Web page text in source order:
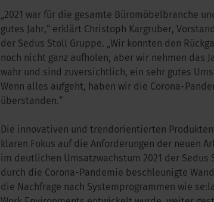
„2021 war für die gesamte Büromöbelbranche
gutes Jahr,“ erklärt Christoph Kargruber,
der Sedus Stoll Gruppe. „Wir konnten den
noch nicht ganz aufholen, aber wir nehmen das
wahr und sind zuversichtlich, ein sehr gutes
Wenn alles aufgeht, haben wir die Corona-
überstanden.“
Die innovativen und trendorientierten
klaren Fokus auf die Anforderungen der neuen
im deutlichen Umsatzwachstum 2021 der Sedus
durch die Corona-Pandemie beschleunigte
die Nachfrage nach Systemprogrammen wie